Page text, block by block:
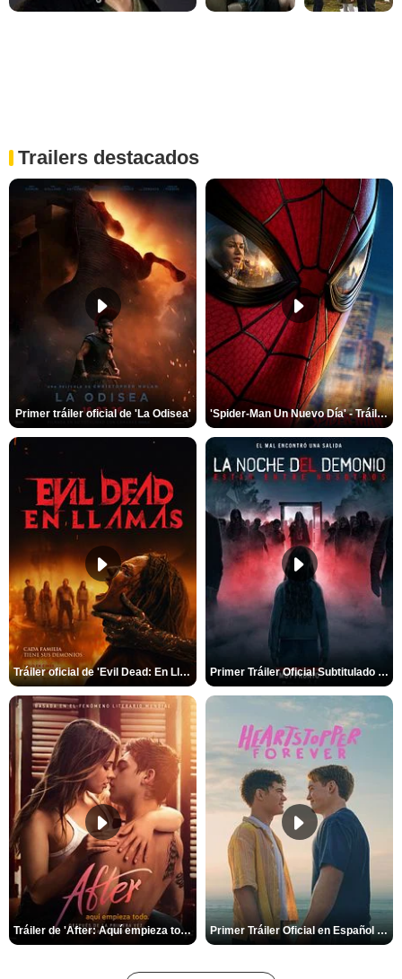
Trailers destacados
Primer tráiler oficial de 'La Odisea' 'Spider-Man Un Nuevo Día' - Tráiler oficial subtitulado
Tráiler oficial de 'Evil Dead: En Llamas' Primer Tráiler Oficial Subtitulado de 'La Noche Del Demonio: Están Entre Nosotros'
Tráiler de 'After: Aquí empieza todo' Primer Tráiler Oficial en Español de 'Heartstopper Forever'